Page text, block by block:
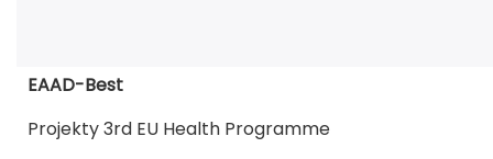
EAAD-Best
Projekty 3rd EU Health Programme